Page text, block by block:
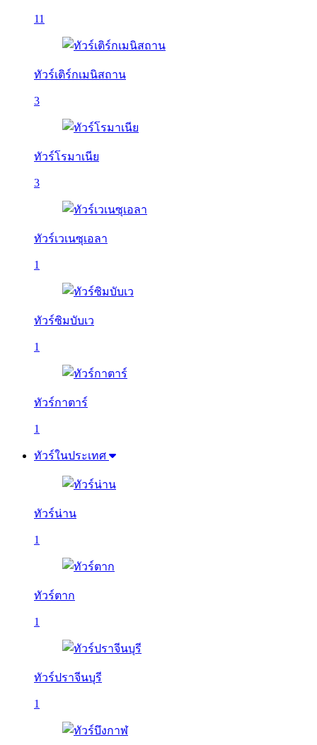
11
ทัวร์เติร์กเมนิสถาน
3
ทัวร์โรมาเนีย
3
ทัวร์เวเนซุเอลา
1
ทัวร์ซิมบับเว
1
ทัวร์กาตาร์
1
ทัวร์ในประเทศ
ทัวร์น่าน
1
ทัวร์ตาก
1
ทัวร์ปราจีนบุรี
1